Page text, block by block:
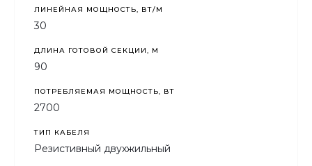
ЛИНЕЙНАЯ МОЩНОСТЬ, ВТ/М
30
ДЛИНА ГОТОВОЙ СЕКЦИИ, М
90
ПОТРЕБЛЯЕМАЯ МОЩНОСТЬ, ВТ
2700
ТИП КАБЕЛЯ
Резистивный двухжильный